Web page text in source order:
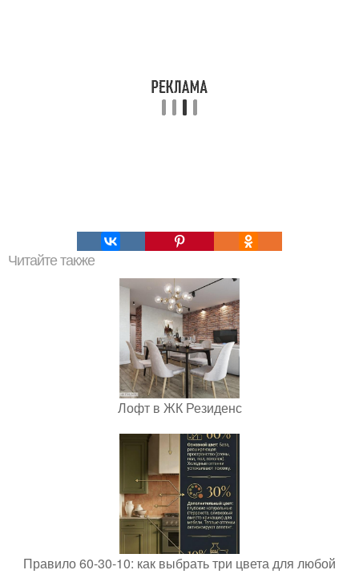
Читайте также
Лофт в ЖК Резиденс
Правило 60-30-10: как выбрать три цвета для любой